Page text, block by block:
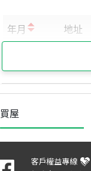
買屋
客戶權益專線